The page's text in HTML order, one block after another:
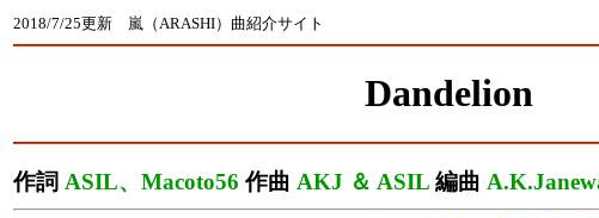
2018/7/25更新 嵐（ARASHI）曲紹介サイト
Dandelion
作詞 ASIL、Macoto56 作曲 AKJ ＆ ASIL 編曲